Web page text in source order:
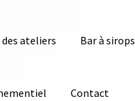
des ateliers Bar à sirops
Contact